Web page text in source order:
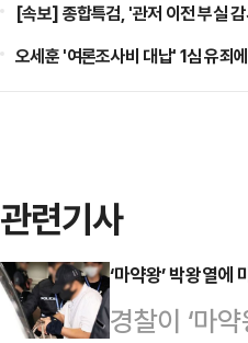
[속보] 종합특검, '관저 이전 부실
오세훈 '여론조사비 대납' 1심 유죄
관련기사
‘마약왕’ 박왕열에
경찰이 ‘마